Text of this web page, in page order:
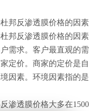
邦反渗透膜价格的因素
邦反渗透膜价格的因
户需求。客户最直观的
家定价。商家的定价是
因素。环境因素指的
渗透膜价格大多在